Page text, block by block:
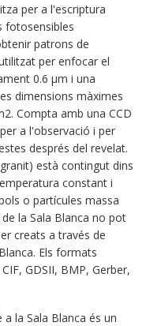
per a l'escriptura
fotosensibles
patrons de
per enfocar el
0.6 µm i una
dimensions màximes
Compta amb una CCD
a l'observació i per
després del revelat.
està contingut dins
constant i
o partícules massa
la Sala Blanca no pot
creats a través de
Els formats
GDSII, BMP, Gerber,
la Sala Blanca és un